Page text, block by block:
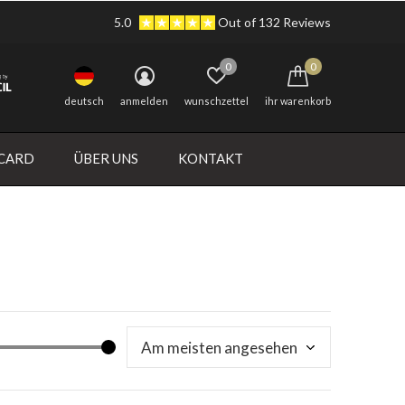
ÜBER UNS KONTAKT
deutsch anmelden wunschzettel
0
ihr warenkorb
0
5.0 Out of 132 Reviews